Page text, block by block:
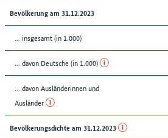
Bevölkerung am 31.12.2023
... insgesamt (in 1.000)
... davon Deutsche (in 1.000)
... davon Ausländerinnen und
Ausländer
Bevölkerungsdichte am 31.12.2023